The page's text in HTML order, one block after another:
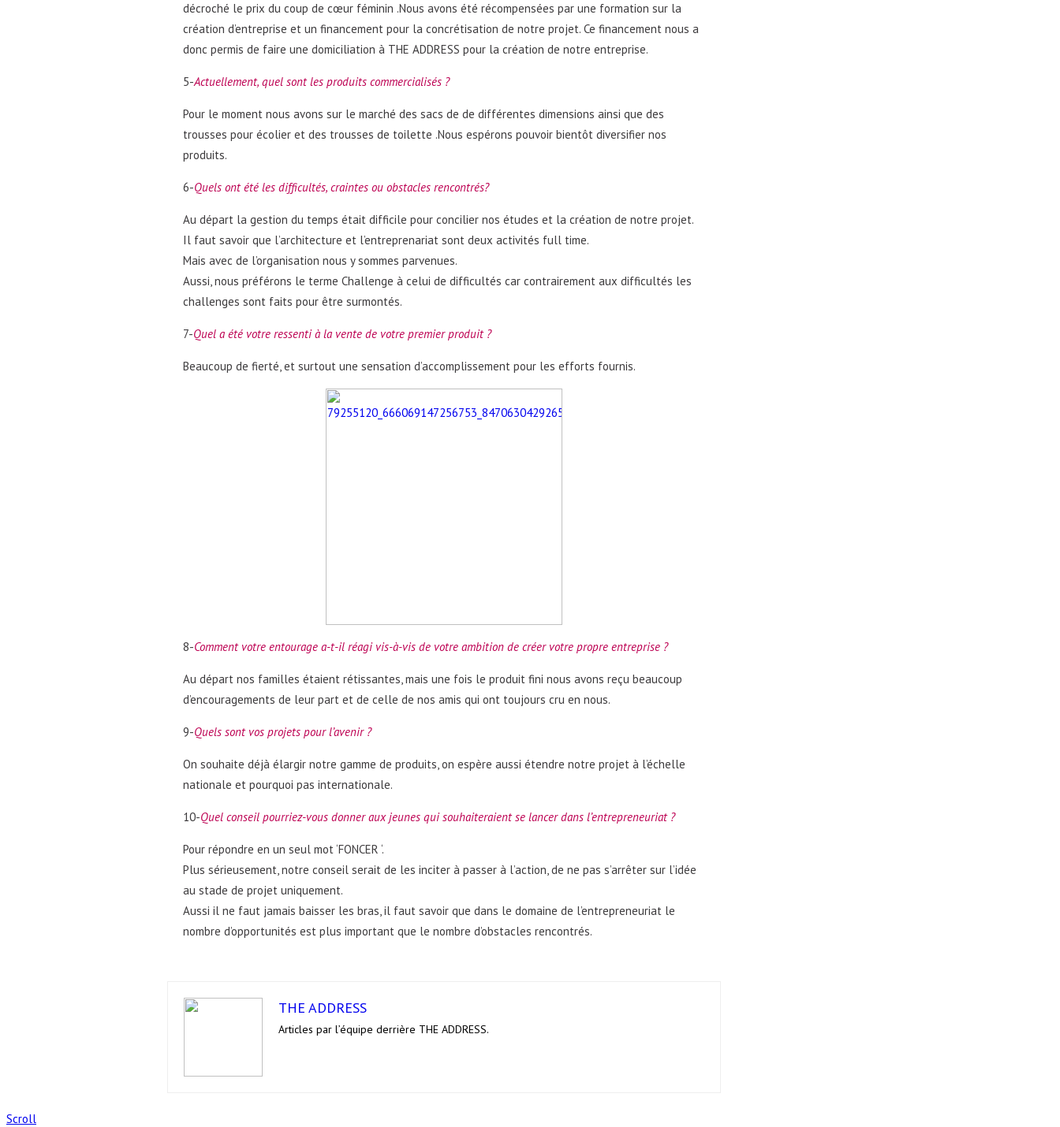
décroché le prix du coup de cœur féminin .Nous avons été récompensées par une formation sur la
création d’entreprise et un financement pour la concrétisation de notre projet. Ce financement nous a
donc permis de faire une domiciliation à THE ADDRESS pour la création de notre entreprise.
5-Actuellement, quel sont les produits commercialisés ?
Pour le moment nous avons sur le marché des sacs de de différentes dimensions ainsi que des
trousses pour écolier et des trousses de toilette .Nous espérons pouvoir bientôt diversifier nos
produits.
6-Quels ont été les difficultés, craintes ou obstacles rencontrés?
Au départ la gestion du temps était difficile pour concilier nos études et la création de notre projet.
Il faut savoir que l’architecture et l’entreprenariat sont deux activités full time.
Mais avec de l’organisation nous y sommes parvenues.
Aussi, nous préférons le terme Challenge à celui de difficultés car contrairement aux difficultés les
challenges sont faits pour être surmontés.
7-Quel a été votre ressenti à la vente de votre premier produit ?
Beaucoup de fierté, et surtout une sensation d’accomplissement pour les efforts fournis.
8-Comment votre entourage a-t-il réagi vis-à-vis de votre ambition de créer votre propre entreprise ?
Au départ nos familles étaient rétissantes, mais une fois le produit fini nous avons reçu beaucoup
d’encouragements de leur part et de celle de nos amis qui ont toujours cru en nous.
9-Quels sont vos projets pour l’avenir ?
On souhaite déjà élargir notre gamme de produits, on espère aussi étendre notre projet à l’échelle
nationale et pourquoi pas internationale.
10-Quel conseil pourriez-vous donner aux jeunes qui souhaiteraient se lancer dans l’entrepreneuriat ?
Pour répondre en un seul mot ‘FONCER ‘.
Plus sérieusement, notre conseil serait de les inciter à passer à l’action, de ne pas s’arrêter sur l’idée
au stade de projet uniquement.
Aussi il ne faut jamais baisser les bras, il faut savoir que dans le domaine de l’entrepreneuriat le
nombre d’opportunités est plus important que le nombre d’obstacles rencontrés.
THE ADDRESS
Articles par l’équipe derrière THE ADDRESS.
Scroll